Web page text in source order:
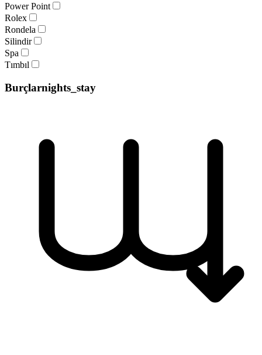
Power Point
Rolex
Rondela
Silindir
Spa
Tımbıl
Burçlarnights_stay